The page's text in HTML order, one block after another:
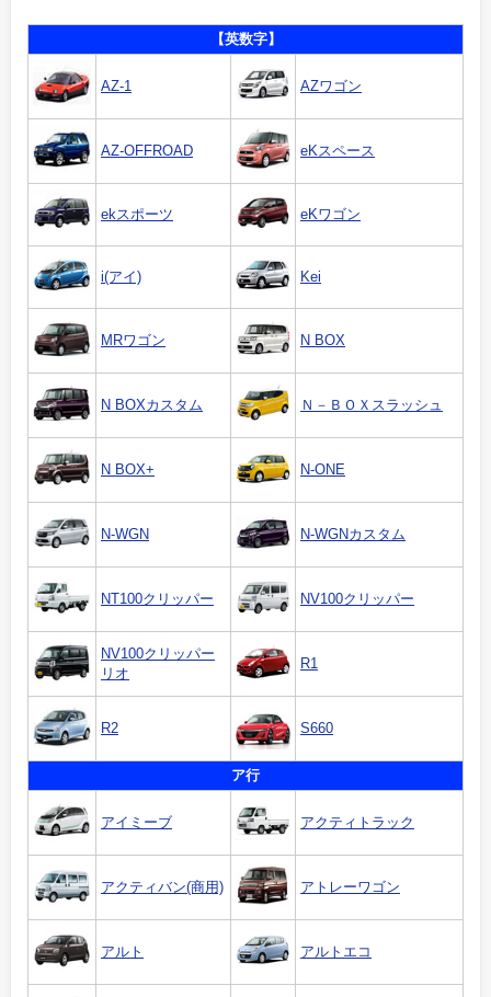
【英数字】
AZ-1 AZワゴン
AZ-OFFROAD eKスペース
ekスポーツ eKワゴン
i(アイ) Kei
MRワゴン N BOX
N BOXカスタム Ｎ－ＢＯＸスラッシュ
N BOX+ N-ONE
N-WGN N-WGNカスタム
NT100クリッパー NV100クリッパー
NV100クリッパー
リオ
R1
R2 S660
ア行
アイミーブ アクティトラック
アクティバン(商用) アトレーワゴン
アルト アルトエコ